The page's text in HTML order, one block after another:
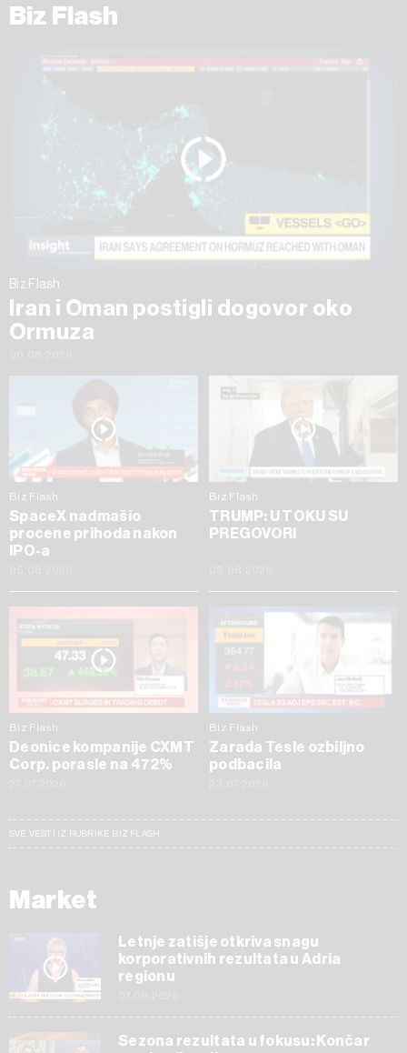
Biz Flash
Biz Flash
Iran i Oman postigli dogovor oko
Ormuza
Biz Flash
SpaceX nadmašio
procene prihoda nakon
IPO-a
Biz Flash
TRUMP: U TOKU SU
PREGOVORI
Biz Flash
Deonice kompanije CXMT
Corp. porasle na 472%
Biz Flash
Zarada Tesle ozbiljno
podbacila
SVE VESTI IZ RUBRIKE BIZ FLASH
Market
Letnje zatišje otkriva snagu
korporativnih rezultata u Adria
regionu
Sezona rezultata u fokusu: Končar